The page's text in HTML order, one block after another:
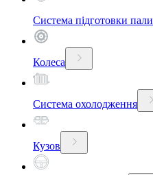
Система підготовки
Колеса
Система охолодження
Кузов